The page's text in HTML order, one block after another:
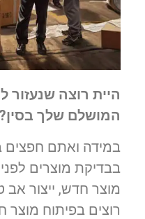
היית רוצה
המושלם שלך בסין?
במידה ואתם חפצים
בבדיקת מוצרים
מוצר חדש, ייצור אב
רוצים בפיתוח מוצר